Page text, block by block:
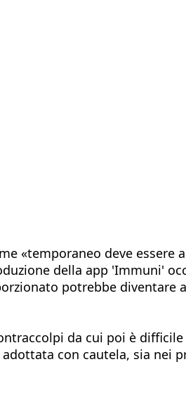
«temporaneo deve essere
della app 'Immuni'
potrebbe diventare
da cui poi è
con cautela, sia nei